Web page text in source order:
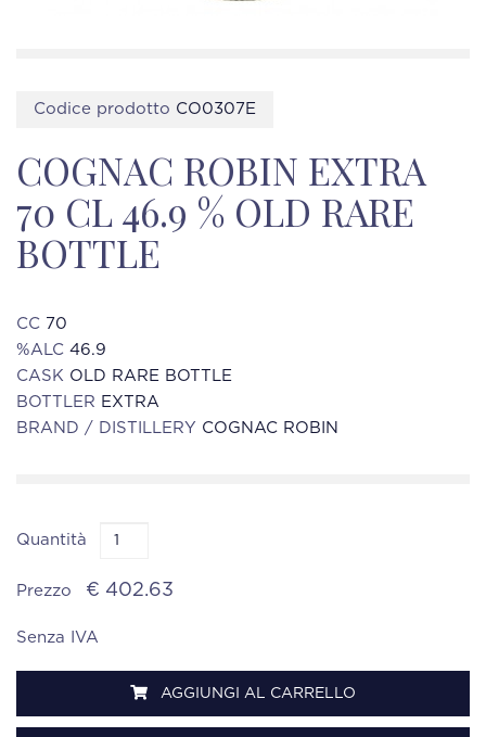
Codice prodotto CO0307E
COGNAC ROBIN EXTRA
70 CL 46.9 % OLD RARE
BOTTLE
CC 70
%ALC 46.9
CASK OLD RARE BOTTLE
BOTTLER EXTRA
BRAND / DISTILLERY COGNAC ROBIN
Quantità
Prezzo € 402.63
Senza IVA
AGGIUNGI AL CARRELLO